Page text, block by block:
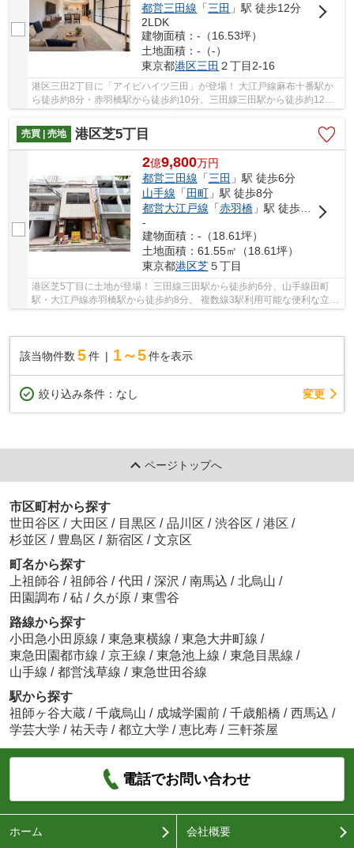
都営三田線 「三田 」駅 徒歩12分
2LDK
建物面積：-（16.53坪）
土地面積：-（-）
東京都港区三田 ２丁目2-16
港区三田2丁目に「アイビハイツ三田」が登場！ 大江戸線麻布十番駅か
ら徒歩約8分・赤羽橋駅から徒歩約10分、三田線三田駅から徒歩約12
分。 3路線3駅利用可能な便利な立地です。 日当り...
売買 | 売地
港区芝5丁目
2億9,800万円
都営三田線 「三田 」駅 徒歩6分
山手線 「田町」駅 徒歩8分
都営大江戸線 「赤羽橋」駅 徒歩8分
-
建物面積：-（18.61坪）
土地面積：61.55㎡（18.61坪）
東京都港区芝５丁目
港区芝5丁目に土地が登場！ 三田線三田駅から徒歩約6分、山手線田町
駅・大江戸線赤羽橋駅から徒歩約8分。 複数線3駅利用可能な便利な立地
です。 整形地。自由設計。日当たり◎土地面積...
該当物件数 5件 1～5 件を表示
絞り込み条件： なし 変更
ページトップへ
市区町村から探す
世田谷区 / 大田区 / 目黒区 / 品川区 / 渋谷区 / 港区 /
杉並区 / 豊島区 / 新宿区 / 文京区
町名から探す
上祖師谷 / 祖師谷 / 代田 / 深沢 / 南馬込 / 北烏山 /
田園調布 / 砧 / 久が原 / 東雪谷
路線から探す
小田急小田原線 / 東急東横線 / 東急大井町線 /
東急田園都市線 / 京王線 / 東急池上線 / 東急目黒線 /
山手線 / 都営浅草線 / 東急世田谷線
駅から探す
祖師ヶ谷大蔵 / 千歳烏山 / 成城学園前 / 千歳船橋 / 西馬込 /
学芸大学 / 祐天寺 / 都立大学 / 恵比寿 / 三軒茶屋
電話でお問い合わせ
ホーム 会社概要